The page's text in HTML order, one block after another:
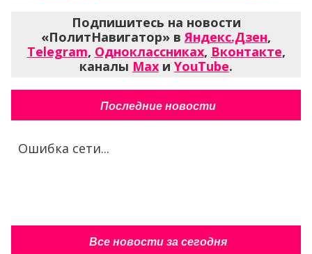
Подпишитесь на новости
«ПолитНавигатор» вЯндекс.Дзен,
Telegram, Одноклассниках, Вконтакте,
каналы Max и YouTube.
Последние новости
Ошибка сети...
Все новости за сегодня